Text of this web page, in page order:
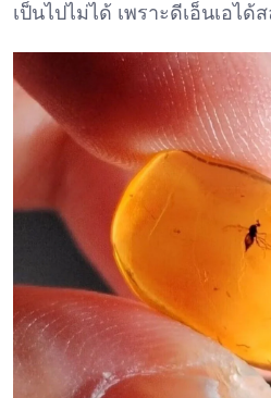
เป็นไปไม่ได้ เพราะดีเอ็นเอไ